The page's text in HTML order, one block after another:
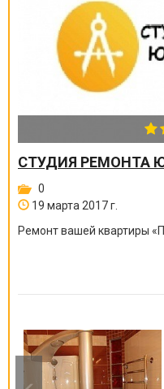
СТУДИЯ РЕМОНТА
0
19 марта 2017 г.
Ремонт вашей квартиры «